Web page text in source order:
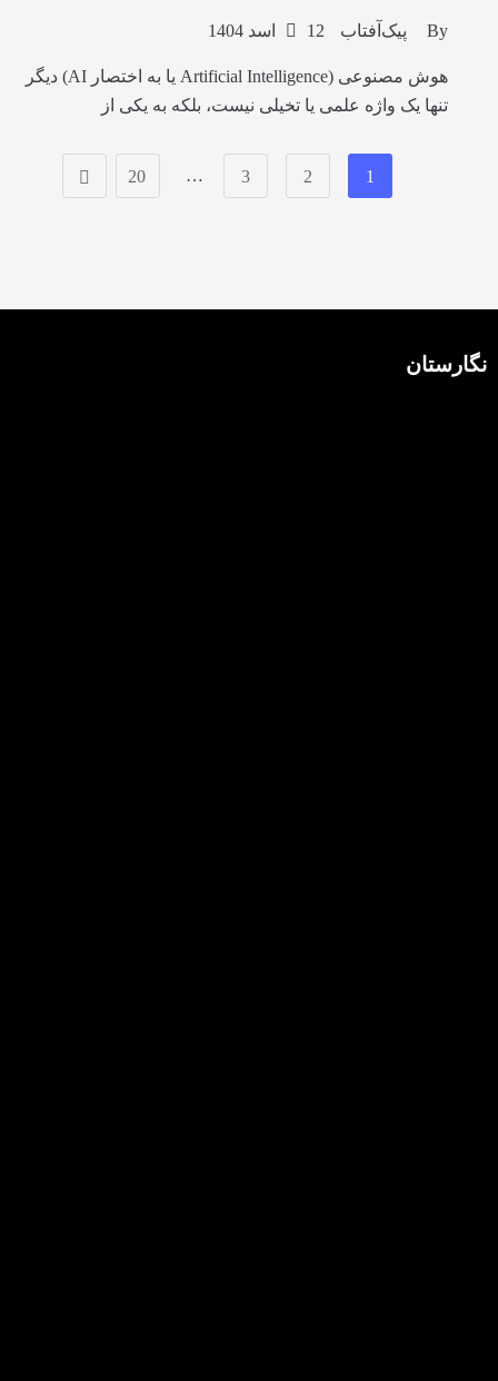
By پیک‌آفتاب 12 اسد 1404
هوش مصنوعی (Artificial Intelligence یا به اختصار AI) دیگر
تنها یک واژه علمی یا تخیلی نیست، بلکه به یکی از
1
2
3
…
20
نگارستان